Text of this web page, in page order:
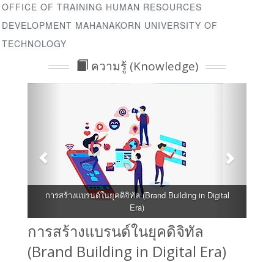
OFFICE OF TRAINING HUMAN RESOURCES
DEVELOPMENT MAHANAKORN UNIVERSITY OF
TECHNOLOGY
ความรู้ (Knowledge)
การสร้างแบรนด์ในยุคดิจิทัล (Brand Building in Digital
Era)
การสร้างแบรนด์ในยุคดิจิทัล
(Brand Building in Digital Era)